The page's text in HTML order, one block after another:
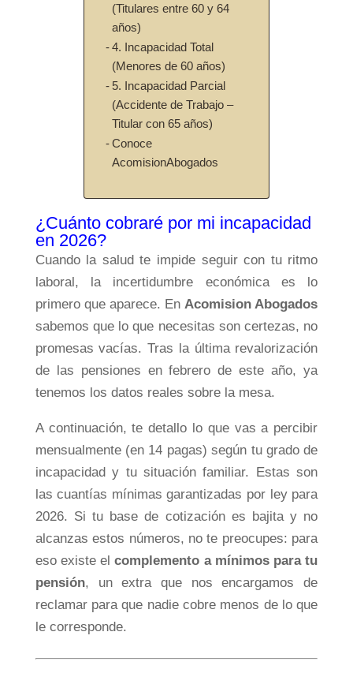
(Titulares entre 60 y 64
años)
4. Incapacidad Total
(Menores de 60 años)
5. Incapacidad Parcial
(Accidente de Trabajo –
Titular con 65 años)
Conoce
AcomisionAbogados
¿Cuánto cobraré por mi incapacidad
en 2026?
Cuando la salud te impide seguir con tu ritmo
laboral, la incertidumbre económica es lo
primero que aparece. EnAcomision Abogados
sabemos que lo que necesitas son certezas, no
promesas vacías. Tras la última revalorización
de las pensiones en febrero de este año, ya
tenemos los datos reales sobre la mesa.
A continuación, te detallo lo que vas a percibir
mensualmente (en 14 pagas) según tu grado de
incapacidad y tu situación familiar. Estas son
las cuantías mínimas garantizadas por ley para
2026. Si tu base de cotización es bajita y no
alcanzas estos números, no te preocupes: para
eso existe elcomplemento a mínimos para tu
pensión, un extra que nos encargamos de
reclamar para que nadie cobre menos de lo que
le corresponde.